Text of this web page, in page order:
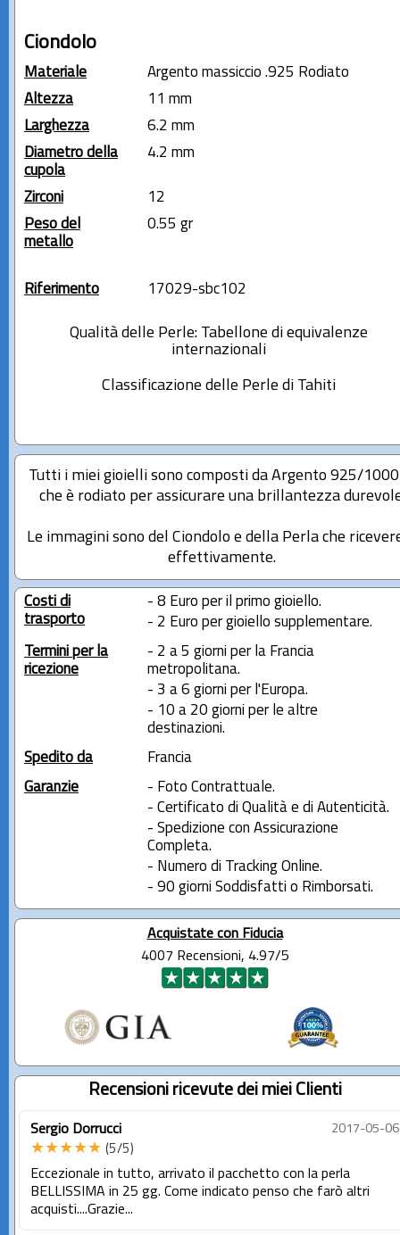
Ciondolo
Materiale
Argento massiccio .925 Rodiato
Altezza
11 mm
Larghezza
6.2 mm
Diametro della
cupola
4.2 mm
Zirconi
12
Peso del
metallo
0.55 gr
Riferimento 17029-sbc102
Qualità delle Perle: Tabellone di equivalenze
internazionali
Classificazione delle Perle di Tahiti
Tutti i miei gioielli sono composti da Argento 925/
che è rodiato per assicurare una brillantezza
Le immagini sono del Ciondolo e della Perla che
effettivamente.
Costi di
trasporto
- 8 Euro per il primo gioiello.
- 2 Euro per gioiello supplementare.
Termini per la
ricezione
- 2 a 5 giorni per la Francia
metropolitana.
- 3 a 6 giorni per l'Europa.
- 10 a 20 giorni per le altre
destinazioni.
Spedito da
Francia
Garanzie
- Foto Contrattuale.
- Certificato di Qualità e di Autenticità.
- Spedizione con Assicurazione
Completa.
- Numero di Tracking Online.
- 90 giorni Soddisfatti o Rimborsati.
Acquistate con Fiducia
4007 Recensioni, 4.97/5
Recensioni ricevute dei miei Clienti
Sergio Dorrucci 2017-05-06
★★★★★ (5/5)
Eccezionale in tutto, arrivato il pacchetto con la perla
BELLISSIMA in 25 gg. Come indicato penso che farò altri
acquisti....Grazie...